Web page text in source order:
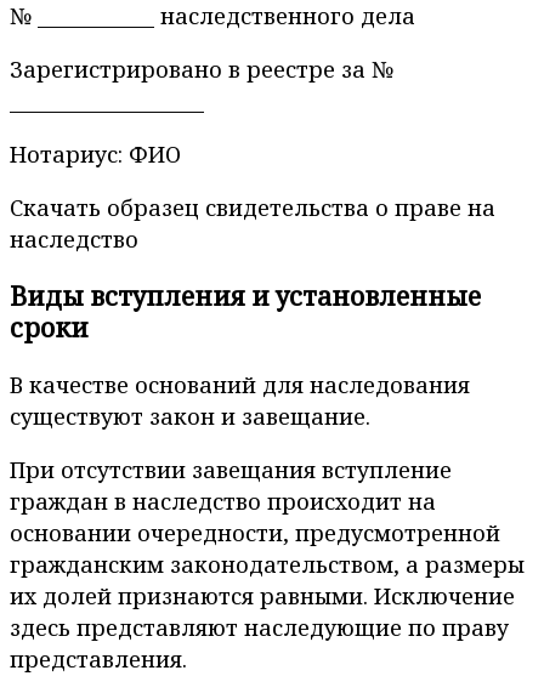
№ ____________ наследственного дела
Зарегистрировано в реестре за №
Нотариус: ФИО
Скачать образец свидетельства о праве на
наследство
Виды вступления и установленные
сроки
В качестве оснований для наследования
существуют закон и завещание.
При отсутствии завещания вступление
граждан в наследство происходит на
основании очередности, предусмотренной
гражданским законодательством, а размеры
их долей признаются равными. Исключение
здесь представляют наследующие по праву
представления.